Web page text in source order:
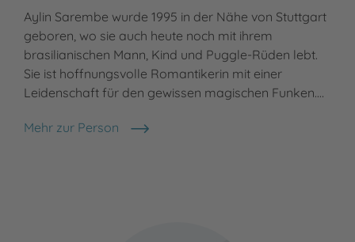
Aylin Sarembe wurde 1995 in der Nähe von Stuttgart
geboren, wo sie auch heute noch mit ihrem
brasilianischen Mann, Kind und Puggle-Rüden lebt.
Sie ist hoffnungsvolle Romantikerin mit einer
Leidenschaft für den gewissen magischen Funken.…
Mehr zur Person
Aylin Sarembe